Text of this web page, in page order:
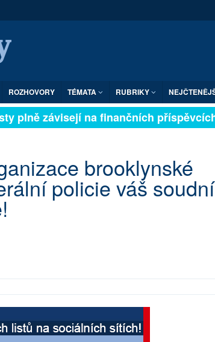
ROZHOVORY TÉMATA RUBRIKY
plně závisejí na finančních příspěvcích
brooklynské
policie váš soudní